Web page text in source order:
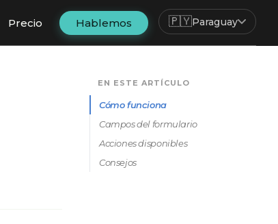
Precio Hablemos 🇵🇾Paraguay
EN ESTE ARTÍCULO
Cómo funciona
Campos del formulario
Acciones disponibles
Consejos